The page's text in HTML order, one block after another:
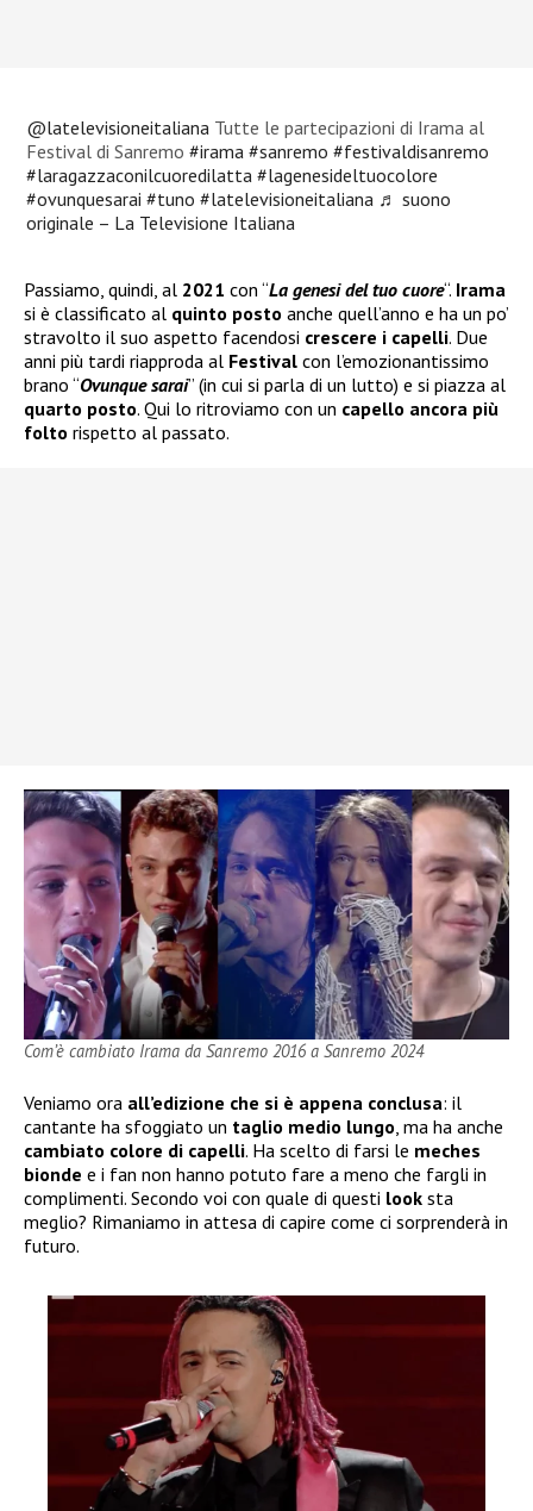
@latelevisioneitaliana Tutte le partecipazioni di Irama al
Festival di Sanremo#irama #sanremo #festivaldisanremo
#laragazzaconilcuoredilatta #lagenesideltuocolore
#ovunquesarai #tuno #latelevisioneitaliana ♬ suono
originale – La Televisione Italiana
Passiamo, quindi, al 2021 con “La genesi del tuo cuore“. Irama
si è classificato al quinto posto anche quell’anno e ha un po’
stravolto il suo aspetto facendosi crescere i capelli. Due
anni più tardi riapproda al Festival con l’emozionantissimo
brano “Ovunque sarai” (in cui si parla di un lutto) e si piazza al
quarto posto. Qui lo ritroviamo con un capello ancora più
folto rispetto al passato.
Com’è cambiato Irama da Sanremo 2016 a Sanremo 2024
Veniamo ora all’edizione che si è appena conclusa: il
cantante ha sfoggiato un taglio medio lungo , ma ha anche
cambiato colore di capelli. Ha scelto di farsi le meches
bionde e i fan non hanno potuto fare a meno che fargli in
complimenti. Secondo voi con quale di questi look sta
meglio? Rimaniamo in attesa di capire come ci sorprenderà in
futuro.